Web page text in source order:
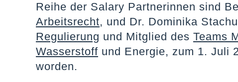
Reihe der Salary Partnerinnen sind
Arbeitsrecht, und Dr. Dominika
Regulierung und Mitglied des Teams
Wasserstoff und Energie, zum 1. Juli
worden.